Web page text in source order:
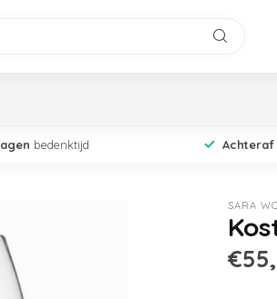
bedenktijd Achteraf
SARA